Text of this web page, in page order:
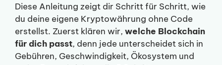
Diese Anleitung zeigt dir Schritt für Schritt, wie
du deine eigene Kryptowährung ohne Code
erstellst. Zuerst klären wir, welche Blockchain
für dich passt, denn jede unterscheidet sich in
Gebühren, Geschwindigkeit, Ökosystem und